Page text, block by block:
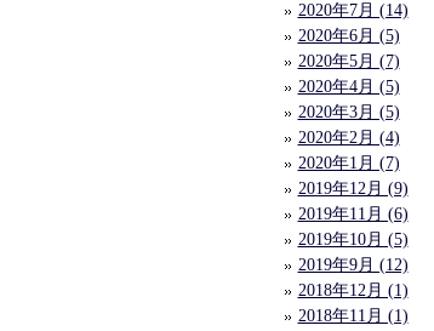
2020年7月 (14)
2020年6月 (5)
2020年5月 (7)
2020年4月 (5)
2020年3月 (5)
2020年2月 (4)
2020年1月 (7)
2019年12月 (9)
2019年11月 (6)
2019年10月 (5)
2019年9月 (12)
2018年12月 (1)
2018年11月 (1)